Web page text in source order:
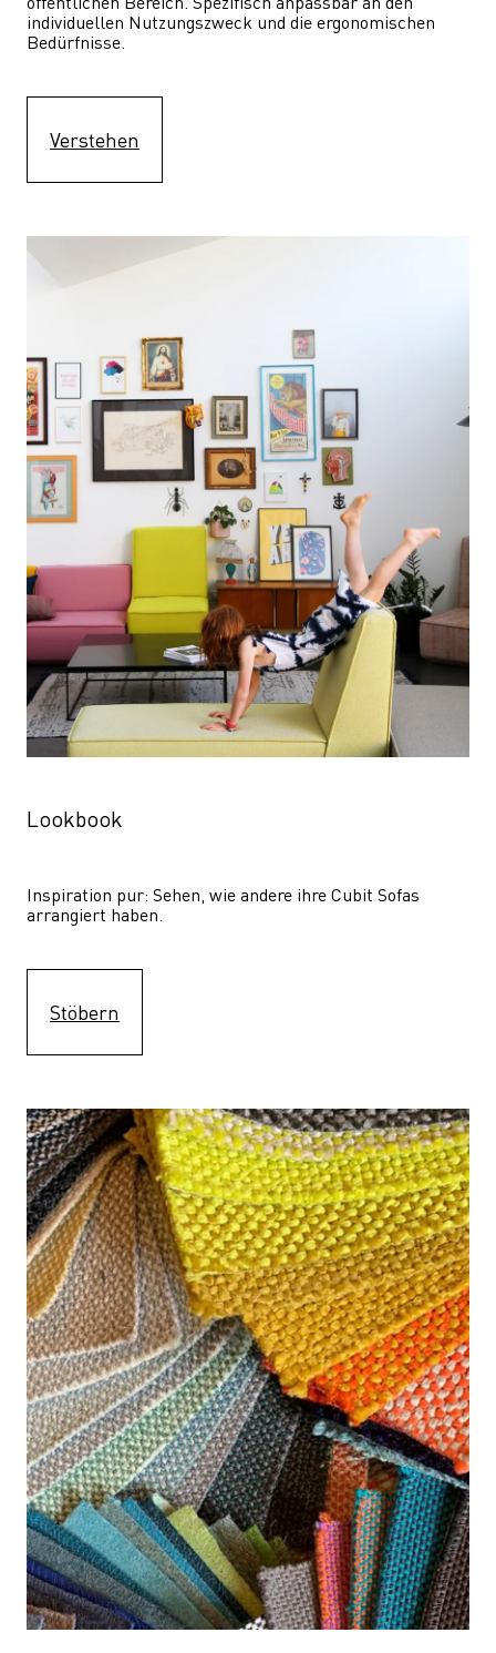
individuellen Nutzungszweck und die ergonomischen
Bedürfnisse.
Verstehen
Lookbook
Inspiration pur: Sehen, wie andere ihre Cubit Sofas
arrangiert haben.
Stöbern